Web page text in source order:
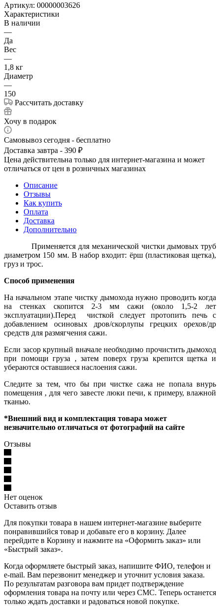
Артикул: 00000003626
Характеристики
В наличии
—
Да
Вес
—
1,8 кг
Диаметр
—
150
Рассчитать доставку
Хочу в подарок
Самовывоз сегодня - бесплатно
Доставка завтра - 390 ₽
Цена действительна только для интернет-магазина и может
отличаться от цен в розничных магазинах
Описание
Отзывы
Как купить
Оплата
Доставка
Дополнительно
Применяется для механической чистки дымовых труб
диаметром 150 мм. В набор входит: ёрш (пластиковая щетка),
груз и трос.
Способ применения
На начальном этапе чистку дымохода нужно проводить когда
на стенках скопится 2-3 мм сажи (около 1,5-2 лет
эксплуатации).Перед чисткой следует протопить печь с
добавлением осиновых дров/скорлупы грецких орехов/др
средств для размягчения сажи.
Если засор крупный вначале необходимо прочистить дымоход
при помощи груза , затем поверх груза крепится щетка и
убераются оставшиеся наслоения сажи.
Следите за тем, что бы при чистке сажа не попала внурь
помещения , для чего завесте люки печи, к примеру, влажной
тканью.
*Внешний вид и комплектация товара может
незначительно отличаться от фотографий на сайте
Отзывы
Нет оценок
Оставить отзыв
Для покупки товара в нашем интернет-магазине выберите
понравившийся товар и добавьте его в корзину. Далее
перейдите в Корзину и нажмите на «Оформить заказ» или
«Быстрый заказ».
Когда оформляете быстрый заказ, напишите ФИО, телефон и
e-mail. Вам перезвонит менеджер и уточнит условия заказа.
По результатам разговора вам придет подтверждение
оформления товара на почту или через СМС. Теперь останется
только ждать доставки и радоваться новой покупке.